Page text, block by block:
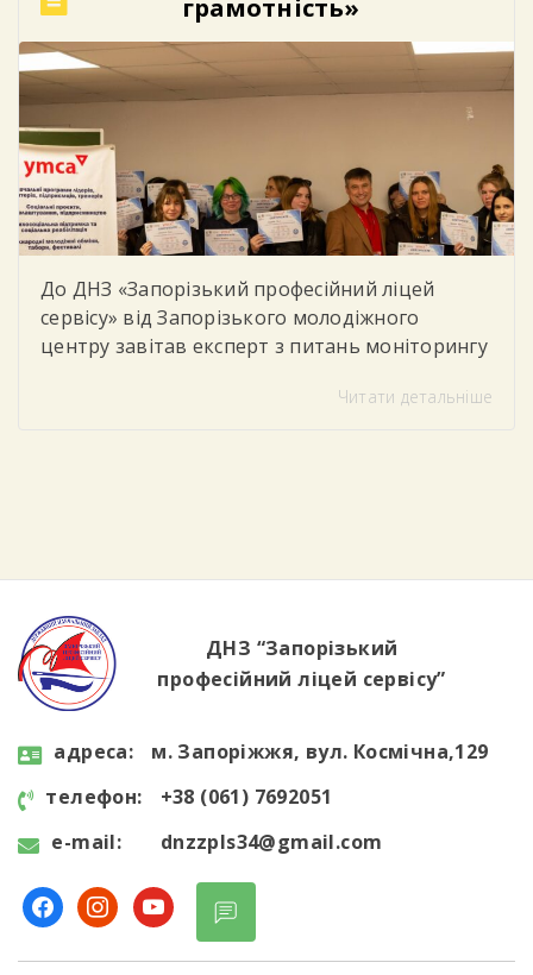
колористики. Студенти мали можливість не
лише отримати нові теоретичні […]
грамотність»
До ДНЗ «Запорізький професійний ліцей
сервісу» від Запорізького молодіжного
центру завітав експерт з питань моніторингу
студентів тренінг «Цифрова грамотність»
інформацію в інтернеті, розпізнавати фейки
Читати детальніше
ДНЗ “Запорізький
професійний ліцей сервісу”
aдресa:
м. Запоріжжя, вул. Космічна,129
телефон:
+38 (061) 7692051
e-mail:
dnzzpls34@gmail.com
facebookinstagram
youtube